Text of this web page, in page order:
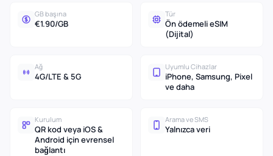
GB başına
€1.90/GB
Tür
Ön ödemeli eSIM
(Dijital)
Ağ
4G/LTE & 5G
Uyumlu Cihazlar
iPhone, Samsung, Pixel
ve daha
Kurulum
QR kod veya iOS &
Android için evrensel
bağlantı
Arama ve SMS
Yalnızca veri